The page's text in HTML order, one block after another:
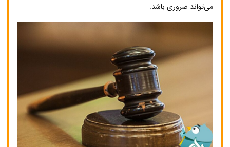
می‌تواند ضروری باشد.